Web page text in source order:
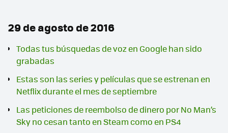
29 de agosto de 2016
Todas tus búsquedas de voz en Google han sido
grabadas
Estas son las series y películas que se estrenan en
Netflix durante el mes de septiembre
Las peticiones de reembolso de dinero por No Man’s
Sky no cesan tanto en Steam como en PS4